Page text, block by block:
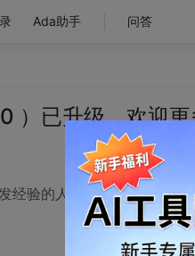
Ada助手 问答
）已升级，欢迎
验的人，加入群中来互相